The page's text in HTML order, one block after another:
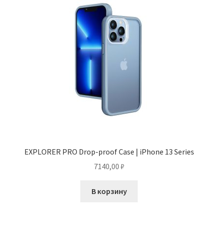
EXPLORER PRO Drop-proof Case | iPhone 13 Series
7140,00 ₽
В корзину